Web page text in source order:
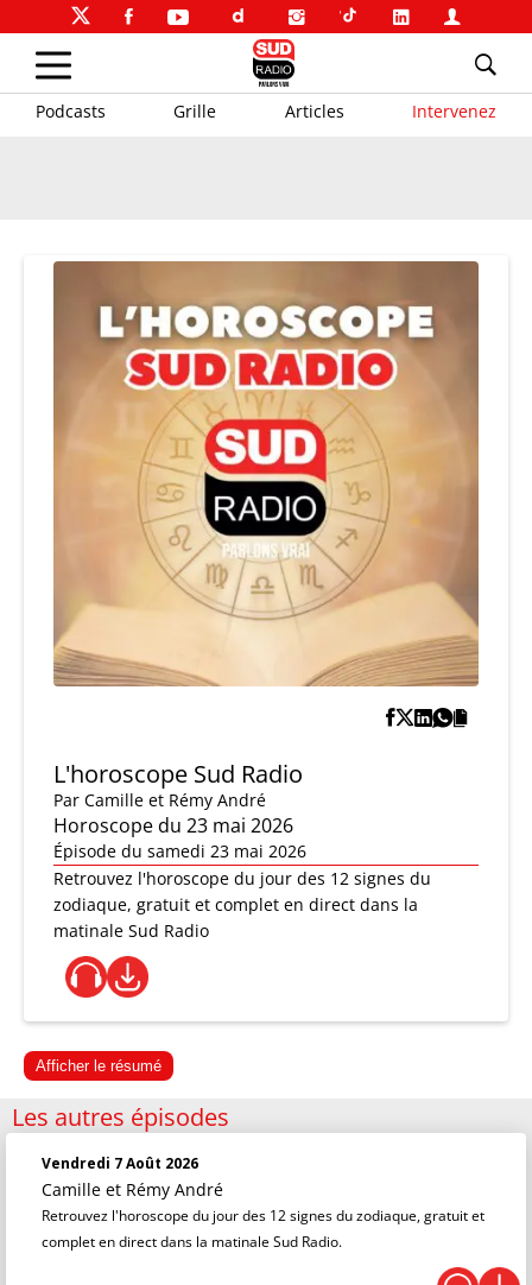
Podcasts Grille Articles Intervenez
L'horoscope Sud Radio
Par Camille et Rémy André
Horoscope du 23 mai 2026
Épisode du samedi 23 mai 2026
Retrouvez l'horoscope du jour des 12 signes du
zodiaque, gratuit et complet en direct dans la
matinale Sud Radio
Afficher le résumé
Les autres épisodes
Vendredi 7 Août 2026
Camille et Rémy André
Retrouvez l'horoscope du jour des 12 signes du zodiaque, gratuit et
complet en direct dans la matinale Sud Radio.